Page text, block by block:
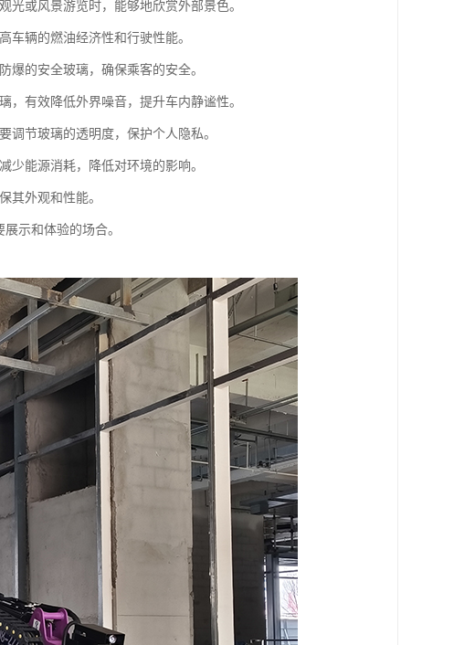
光或风景游览时，能够地欣赏外部景色。
车辆的燃油经济性和行驶性能。
爆的安全玻璃，确保乘客的安全。
，有效降低外界噪音，提升车内静谧性。
调节玻璃的透明度，保护个人隐私。
少能源消耗，降低对环境的影响。
其外观和性能。
示和体验的场合。